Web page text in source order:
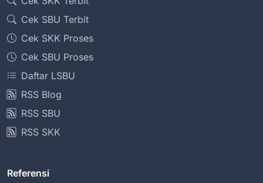
Cek SBU Terbit
Cek SKK Proses
Cek SBU Proses
Daftar LSBU
RSS Blog
RSS SBU
RSS SKK
Referensi